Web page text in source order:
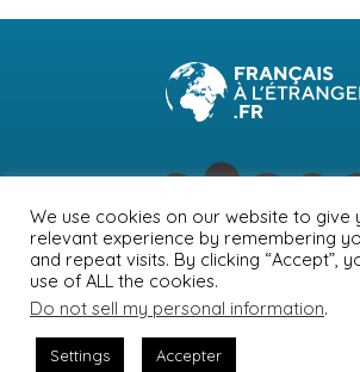
NEWSLETTER PUBLICITÉ CONTACTS
POLITIQUE DE
We use cookies on our website to give
relevant experience by remembering
and repeat visits. By clicking “Accept”,
use of ALL the cookies.
Do not sell my personal information.
Settings Accepter